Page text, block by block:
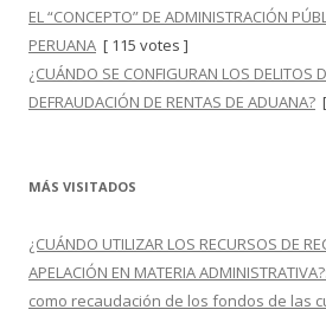
EL “CONCEPTO” DE ADMINISTRACIÓN
PERUANA [ 115 votes ]
¿CUÁNDO SE CONFIGURAN LOS DELITOS
DEFRAUDACIÓN DE RENTAS DE ADUANA?
MÁS VISITADOS
¿CUÁNDO UTILIZAR LOS RECURSOS DE
APELACIÓN EN MATERIA
como recaudación de los fondos de las